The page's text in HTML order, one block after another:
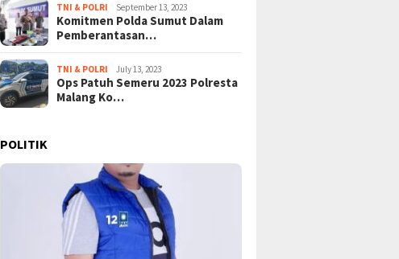
TNI & POLRI September 13, 2023
Komitmen Polda Sumut Dalam
Pemberantasan…
TNI & POLRI July 13, 2023
Ops Patuh Semeru 2023 Polresta
Malang Ko…
POLITIK